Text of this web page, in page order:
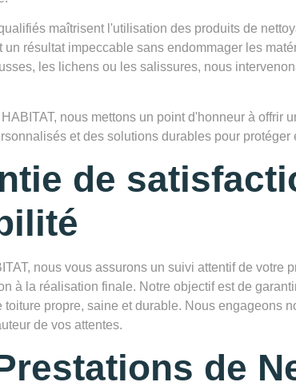
maîtrisent l'utilisation des produits de
un résultat impeccable sans endommager les
les lichens ou les salissures, nous
nous mettons un point d'honneur à offrir
et des solutions durables pour protéger
de
nous vous assurons un suivi attentif de votre
à la réalisation finale. Notre objectif est de
toiture propre, saine et durable. Nous engageons
de vos attentes.
de